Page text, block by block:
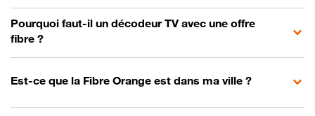
Pourquoi faut-il un décodeur TV avec une offre
fibre ?
Est-ce que la Fibre Orange est dans ma ville ?